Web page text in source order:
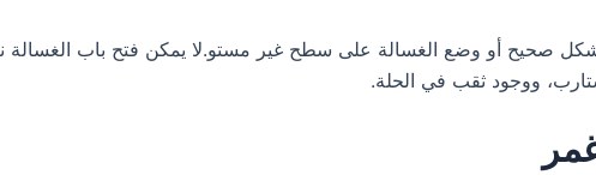
صحيح أو وضع الغسالة على سطح غير مستو.لا يمكن فتح باب الغسالة
ووجود ثقب في الحلة.